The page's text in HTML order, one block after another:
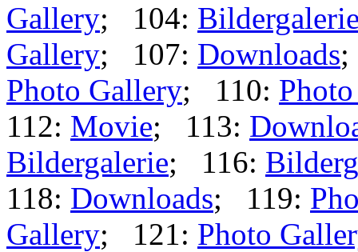
Gallery; 104:
Gallery; 107: Downloads
Photo Gallery; 110:
112: Movie; 113:
Bildergalerie; 116:
118: Downloads; 119:
Gallery; 121: Photo